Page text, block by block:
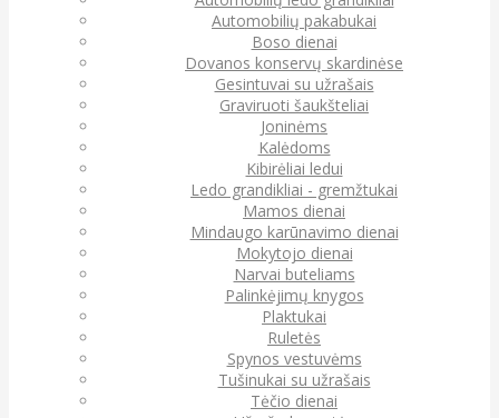
Automobilių pakabukai
Boso dienai
Dovanos konservų skardinėse
Gesintuvai su užrašais
Graviruoti šaukšteliai
Joninėms
Kalėdoms
Kibirėliai ledui
Ledo grandikliai - gremžtukai
Mamos dienai
Mindaugo karūnavimo dienai
Mokytojo dienai
Narvai buteliams
Palinkėjimų knygos
Plaktukai
Ruletės
Spynos vestuvėms
Tušinukai su užrašais
Tėčio dienai